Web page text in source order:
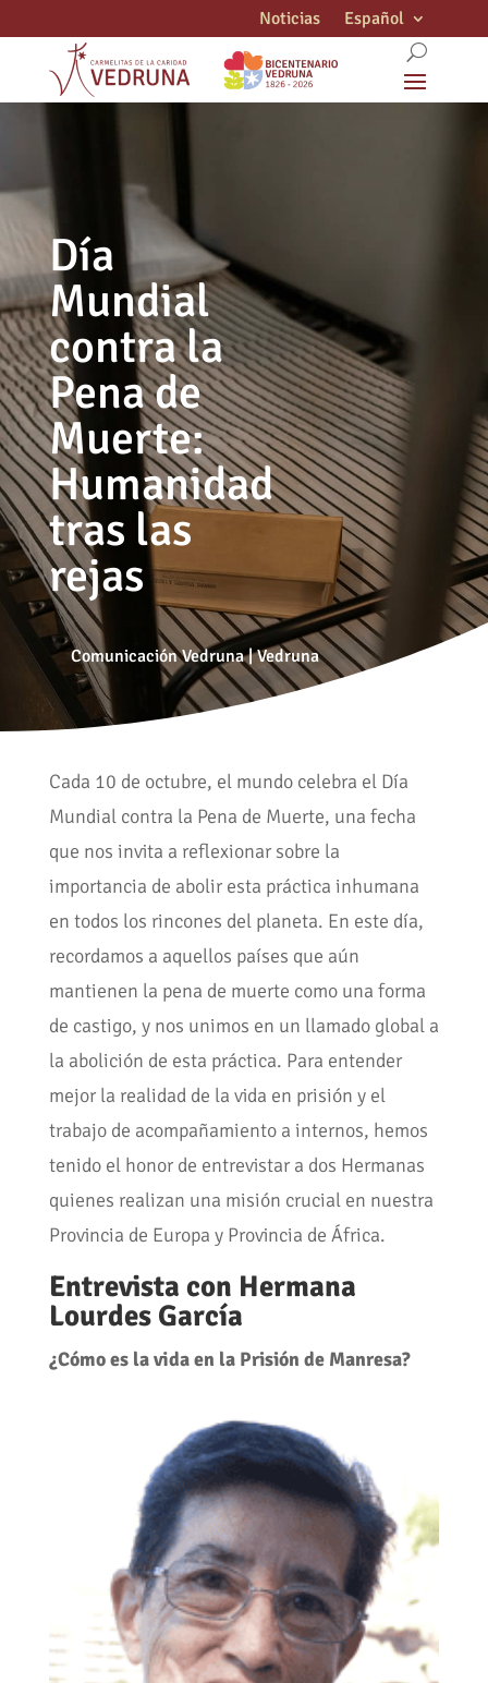
Noticias Español
Día
Mundial
contra la
Pena de
Muerte:
Humanidad
tras las
rejas
Comunicación Vedruna|Vedruna
Cada 10 de octubre, el mundo celebra el Día
Mundial contra la Pena de Muerte, una fecha
que nos invita a reflexionar sobre la
importancia de abolir esta práctica inhumana
en todos los rincones del planeta. En este día,
recordamos a aquellos países que aún
mantienen la pena de muerte como una forma
de castigo, y nos unimos en un llamado global a
la abolición de esta práctica. Para entender
mejor la realidad de la vida en prisión y el
trabajo de acompañamiento a internos, hemos
tenido el honor de entrevistar a dos Hermanas
quienes realizan una misión crucial en nuestra
Provincia de Europa y Provincia de África.
Entrevista con Hermana
Lourdes García
¿Cómo es la vida en la Prisión de Manresa?